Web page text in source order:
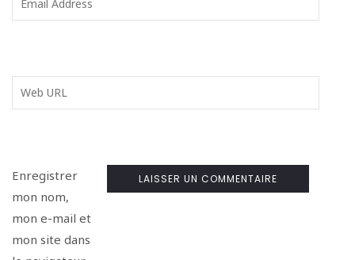
Enregistrer
mon nom,
mon e-mail et
mon site dans